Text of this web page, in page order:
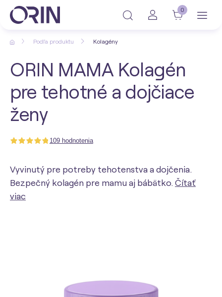
0
Podľa produktu Kolagény
ORIN MAMA Kolagén
pre tehotné a dojčiace
ženy
109 hodnotenia
Vyvinutý pre potreby tehotenstva a dojčenia.
Bezpečný kolagén pre mamu aj bábätko. Čítať
viac